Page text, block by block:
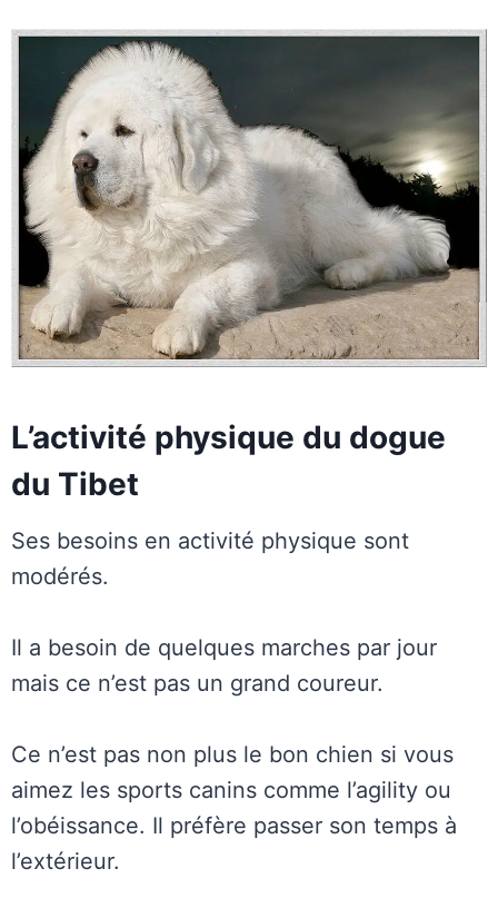
L’activité physique du dogue
du Tibet
Ses besoins en activité physique sont
modérés.
Il a besoin de quelques marches par jour
mais ce n’est pas un grand coureur.
Ce n’est pas non plus le bon chien si vous
aimez les sports canins comme l’agility ou
l’obéissance. Il préfère passer son temps à
l’extérieur.